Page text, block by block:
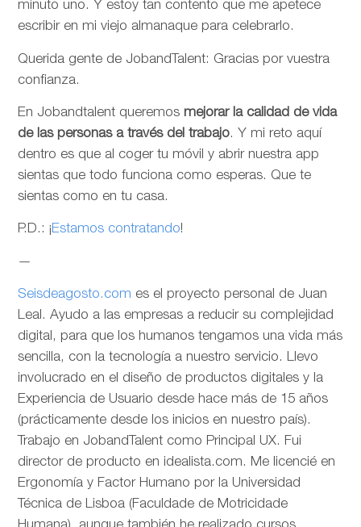
minuto uno. Y estoy tan contento que me apetece
escribir en mi viejo almanaque para celebrarlo.
Querida gente de JobandTalent: Gracias por vuestra
confianza.
En Jobandtalent queremos mejorar la calidad de vida
de las personas a través del trabajo. Y mi reto aquí
dentro es que al coger tu móvil y abrir nuestra app
sientas que todo funciona como esperas. Que te
sientas como en tu casa.
P.D.: ¡Estamos contratando!
—
Seisdeagosto.com es el proyecto personal de Juan
Leal. Ayudo a las empresas a reducir su complejidad
digital, para que los humanos tengamos una vida más
sencilla, con la tecnología a nuestro servicio. Llevo
involucrado en el diseño de productos digitales y la
Experiencia de Usuario desde hace más de 15 años
(prácticamente desde los inicios en nuestro país).
Trabajo en JobandTalent como Principal UX. Fui
director de producto en idealista.com. Me licencié en
Ergonomía y Factor Humano por la Universidad
Técnica de Lisboa (Faculdade de Motricidade